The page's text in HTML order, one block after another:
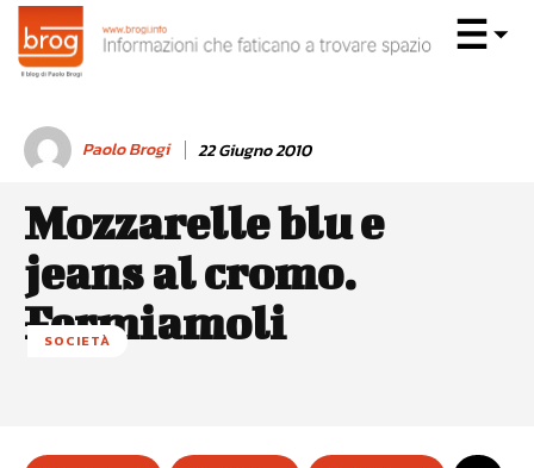
Paolo Brogi 22 Giugno 2010
Mozzarelle blu e
jeans al cromo.
Fermiamoli
SOCIETÀ